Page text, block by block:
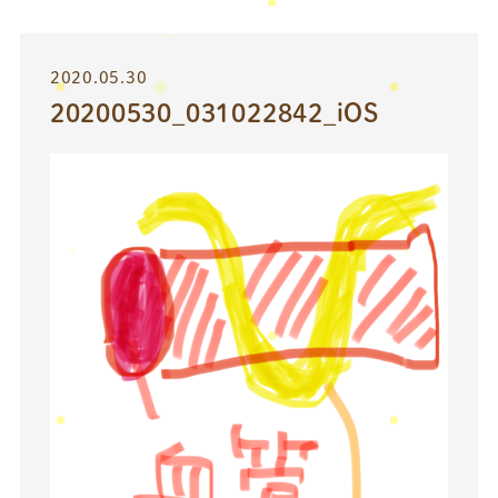
2020.05.30
20200530_031022842_iOS